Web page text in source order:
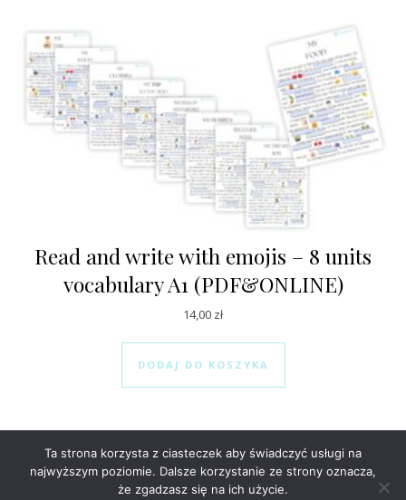
Read and write with emojis – 8 units
vocabulary A1 (PDF&ONLINE)
14,00 zł
DODAJ DO KOSZYKA
Ta strona korzysta z ciasteczek aby świadczyć usługi na
najwyższym poziomie. Dalsze korzystanie ze strony oznacza,
że zgadzasz się na ich użycie.